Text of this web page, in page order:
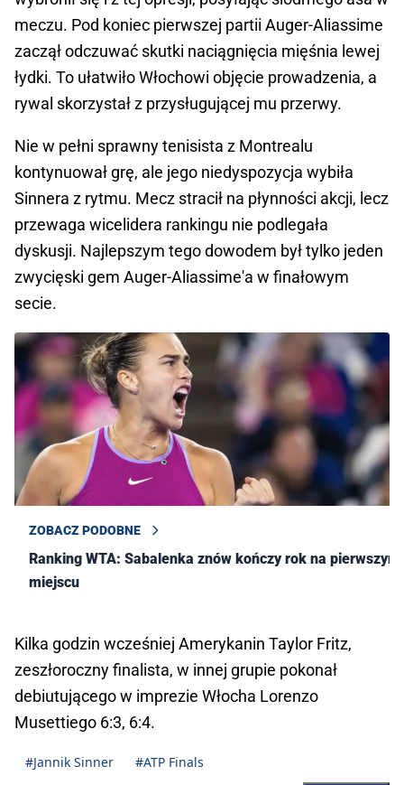
meczu. Pod koniec pierwszej partii Auger-Aliassime
zaczął odczuwać skutki naciągnięcia mięśnia lewej
łydki. To ułatwiło Włochowi objęcie prowadzenia, a
rywal skorzystał z przysługującej mu przerwy.
Nie w pełni sprawny tenisista z Montrealu
kontynuował grę, ale jego niedyspozycja wybiła
Sinnera z rytmu. Mecz stracił na płynności akcji, lecz
przewaga wicelidera rankingu nie podlegała
dyskusji. Najlepszym tego dowodem był tylko jeden
zwycięski gem Auger-Aliassime'a w finałowym
secie.
ZOBACZ PODOBNE
Ranking WTA: Sabalenka znów kończy rok na pierwszym
miejscu
Kilka godzin wcześniej Amerykanin Taylor Fritz,
zeszłoroczny finalista, w innej grupie pokonał
debiutującego w imprezie Włocha Lorenzo
Musettiego 6:3, 6:4.
#Jannik Sinner #ATP Finals